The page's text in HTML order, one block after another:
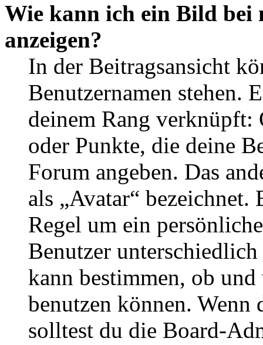
Wie kann ich ein Bild bei
anzeigen?
In der Beitragsansicht
Benutzernamen stehen.
deinem Rang verknüpft:
oder Punkte, die deine
Forum angeben. Das
als „Avatar“
Regel um ein
Benutzer
kann bestimmen, ob
benutzen können. Wenn
solltest du die Board-